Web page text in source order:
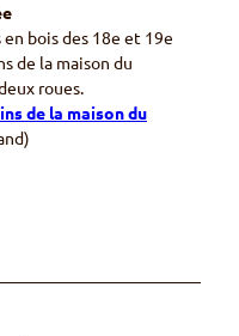
bois des 18e et 19e
de la maison du
roues.
de la maison du